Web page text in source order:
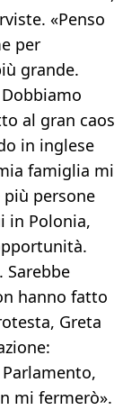
«Penso
per
grande.
al gran caos
in inglese
famiglia mi
persone
in Polonia,
Sarebbe
hanno fatto
Greta
mi fermerò».